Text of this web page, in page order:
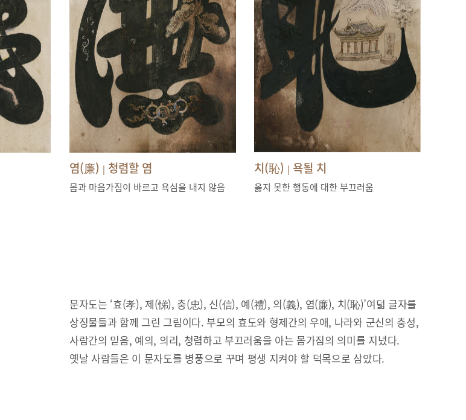
염(廉) | 청렴할 염
몸과 마음가짐이 바르고 욕심을 내지 않음
치(恥) | 욕될 치
옳지 못한 행동에 대한 부끄러움
문자도는 ‘효(孝), 제(悌), 충(忠), 신(信), 예(禮), 의(義), 염(廉), 치(恥)’여덟 글자를
상징물들과 함께 그린 그림이다. 부모의 효도와 형제간의 우애, 나라와 군신의 충성,
사람간의 믿음, 예의, 의리, 청렴하고 부끄러움을 아는 몸가짐의 의미를 지녔다.
옛날 사람들은 이 문자도를 병풍으로 꾸며 평생 지켜야 할 덕목으로 삼았다.